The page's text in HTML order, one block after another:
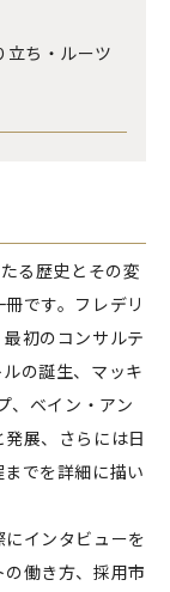
立ち・ルーツ
る歴史とその変
です。フレデリ
初のコンサルテ
の誕生、マッキ
、ベイン・アン
展、さらには日
でを詳細に描い
インタビューを
働き方、採用市